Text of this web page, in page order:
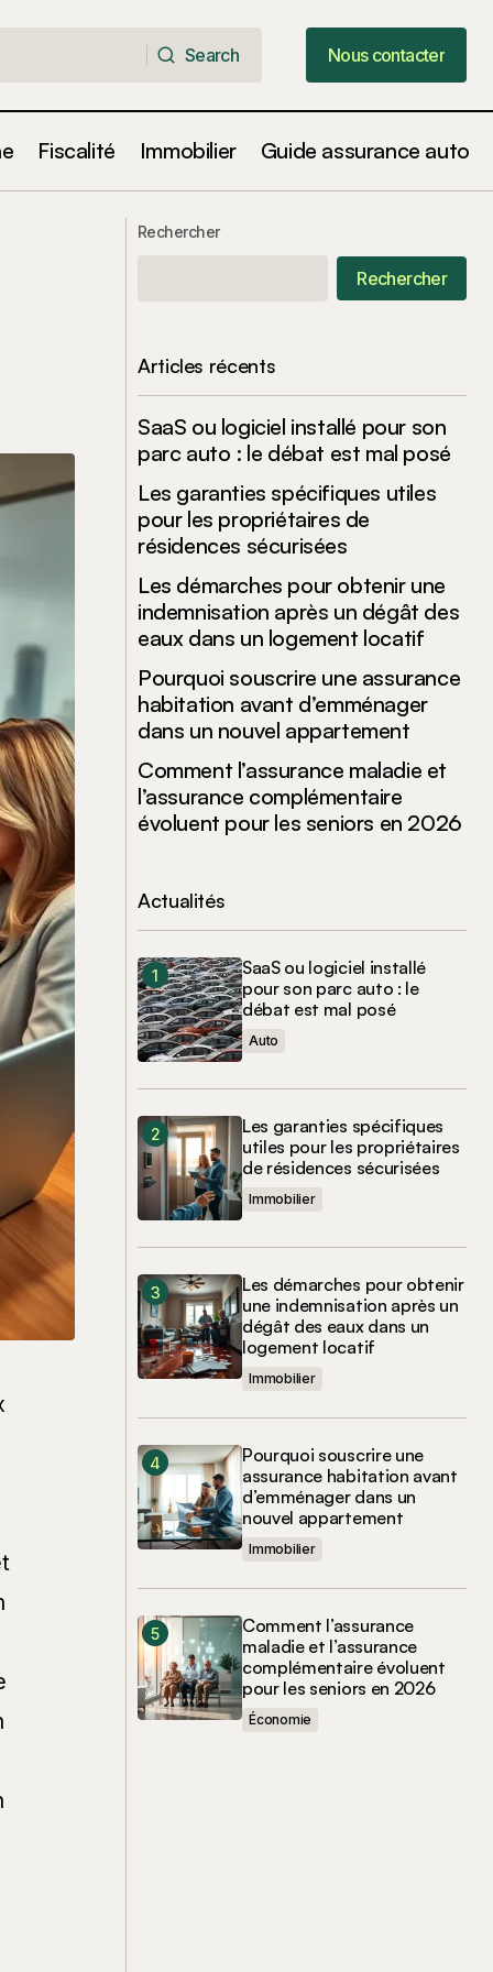
Search
Nous contacter
Nous contacter
Fiscalité Immobilier Guide assurance auto
couvre les dégâts provoqués par le
vent
Rechercher
Rechercher
Articles récents
SaaS ou logiciel installé pour son
parc auto : le débat est mal posé
Les garanties spécifiques utiles
pour les propriétaires de
résidences sécurisées
Les démarches pour obtenir une
indemnisation après un dégât des
eaux dans un logement locatif
Pourquoi souscrire une assurance
habitation avant d’emménager
dans un nouvel appartement
Comment l’assurance maladie et
l’assurance complémentaire
évoluent pour les seniors en 2026
Actualités
SaaS ou logiciel installé
pour son parc auto : le
débat est mal posé
Auto
Les garanties spécifiques
utiles pour les propriétaires
de résidences sécurisées
Immobilier
Les démarches pour obtenir
une indemnisation après un
dégât des eaux dans un
logement locatif
Immobilier
Pourquoi souscrire une
assurance habitation avant
d’emménager dans un
nouvel appartement
Immobilier
Comment l’assurance
maladie et l’assurance
complémentaire évoluent
pour les seniors en 2026
Économie